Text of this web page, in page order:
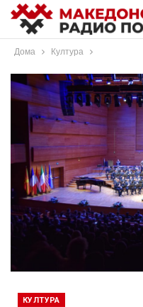
Дома Култура
КУЛТУРА